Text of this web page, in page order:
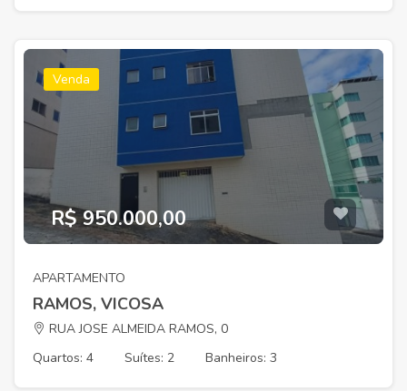
Venda
R$ 950.000,00
APARTAMENTO
RAMOS, VICOSA
RUA JOSE ALMEIDA RAMOS, 0
Quartos: 4
Suítes: 2 Banheiros: 3